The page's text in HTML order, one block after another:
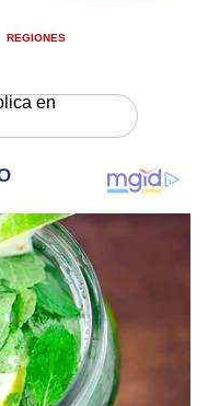
REGIONES
en